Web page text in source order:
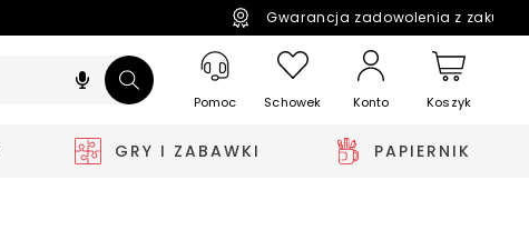
Gwarancja zadowolenia z
Pomoc Schowek Konto Koszyk
GRY I ZABAWKI PAPIERNIK